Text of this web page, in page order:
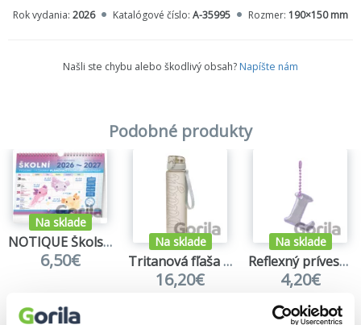
Rok vydania: 2026 Katalógové číslo: A-35995 Rozmer: 190×150 mm
Našli ste chybu alebo škodlivý obsah? Napíšte nám
Podobné produkty
Na sklade
NOTIQUE Školský plánovací kalendár 2026/2027
6,50€
Na sklade
Tritanová fľaša na nápoje Baagl Mist
16,20€
Na sklade
Reflexný prívesok Baagl písmeno L
4,20€